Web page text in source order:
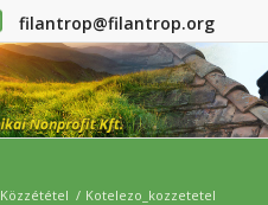
filantrop@filantrop.org
Közzététel / Kotelezo_kozzetetel